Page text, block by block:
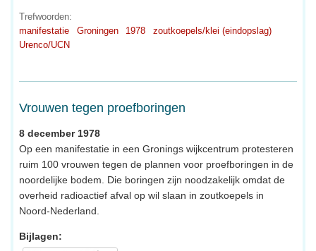
Trefwoorden:
manifestatie
Groningen 1978
zoutkoepels/klei (eindopslag)
Urenco/UCN
Vrouwen tegen proefboringen
8 december 1978
Op een manifestatie in een Gronings wijkcentrum protesteren
ruim 100 vrouwen tegen de plannen voor proefboringen in de
noordelijke bodem. Die boringen zijn noodzakelijk omdat de
overheid radioactief afval op wil slaan in zoutkoepels in
Noord-Nederland.
Bijlagen: